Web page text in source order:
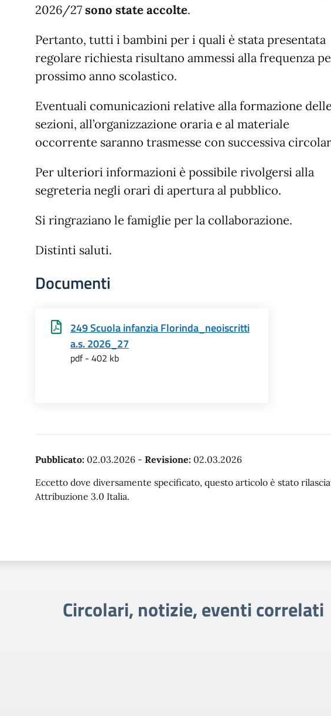
2026/27sono state accolte.
Pertanto, tutti i bambini per i quali è stata presentata
regolare richiesta risultano ammessi alla frequenza
prossimo anno scolastico.
Eventuali comunicazioni relative alla formazione delle
sezioni, all’organizzazione oraria e al materiale
occorrente saranno trasmesse con successiva
Per ulteriori informazioni è possibile rivolgersi alla
segreteria negli orari di apertura al pubblico.
Si ringraziano le famiglie per la collaborazione.
Distinti saluti.
Documenti
249 Scuola infanzia Florinda_neoiscritti
a.s. 2026_27
pdf - 402 kb
Pubblicato: 02.03.2026 - Revisione: 02.03.2026
Eccetto dove diversamente specificato, questo articolo è stato
Attribuzione 3.0 Italia.
Circolari, notizie, eventi correlati